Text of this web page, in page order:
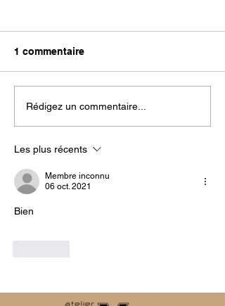
1 commentaire
Rédigez un commentaire...
Les plus récents
Membre inconnu
06 oct. 2021
Bien